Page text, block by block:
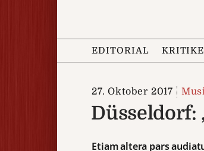
EDITORIAL
27. Oktober 2017
Düsseldorf:
Etiam altera pars